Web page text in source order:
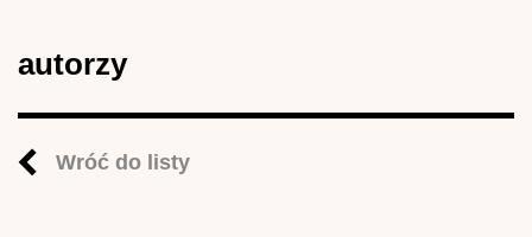
autorzy
Wróć do listy